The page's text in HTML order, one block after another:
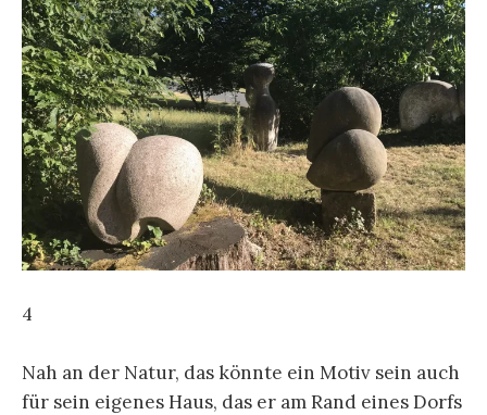
4
Nah an der Natur, das könnte ein Motiv sein auch
für sein eigenes Haus, das er am Rand eines Dorfs